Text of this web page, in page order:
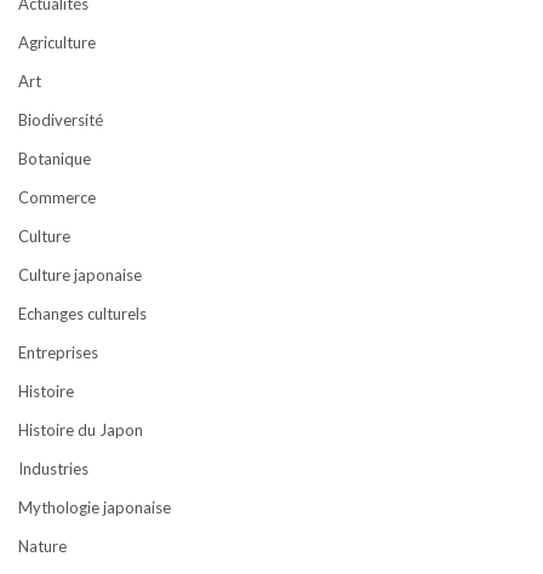
Agriculture
Art
Biodiversité
Botanique
Commerce
Culture
Culture japonaise
Echanges culturels
Entreprises
Histoire
Histoire du Japon
Industries
Mythologie japonaise
Nature